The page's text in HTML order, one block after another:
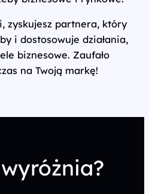
zyskujesz partnera, który
i dostosowuje działania,
biznesowe. Zaufało
na Twoją markę!